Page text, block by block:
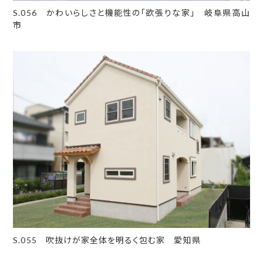
S.056 かわいらしさと機能性の「欲張りな家」 岐阜県高山
市
S.055 吹抜けが家全体を明るく包む家 愛知県